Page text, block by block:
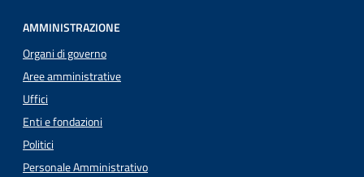
AMMINISTRAZIONE
Organi di governo
Aree amministrative
Uffici
Enti e fondazioni
Politici
Personale Amministrativo